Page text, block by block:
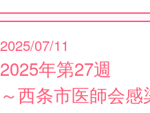
2025/07/11
2025年第27週
～西条市医師会感